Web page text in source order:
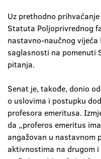
Uz prethodno
Statuta Poljoprivrednog
nastavno-naučnog vijeća
saglasnosti na pomenuti
pitanja.
Senat je, takođe, donio
o uslovima i postupku
profesora emeritusa.
da „proferos emeritus
angažovan u nastavnom
aktivnostima na drugom